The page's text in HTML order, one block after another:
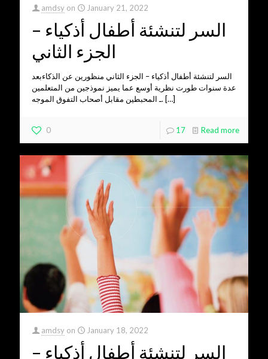
amdsy on January 21, 2022
السر لتنشئة أطفال أذكياء –
الجزء الثاني
السر لتنشئة أطفال أذكياء – الجزء الثاني منظورين عن الذكاءبعد
عدة سنوات طورت نظرية أوسع عما يميز نموذجين من المتعلمين
ـ المحبطين مقابل أصحاب التفوق الموجه. […]
0 17 Read more
amdsy on January 18, 2022
السر لتنشئة أطفال أذكياء –